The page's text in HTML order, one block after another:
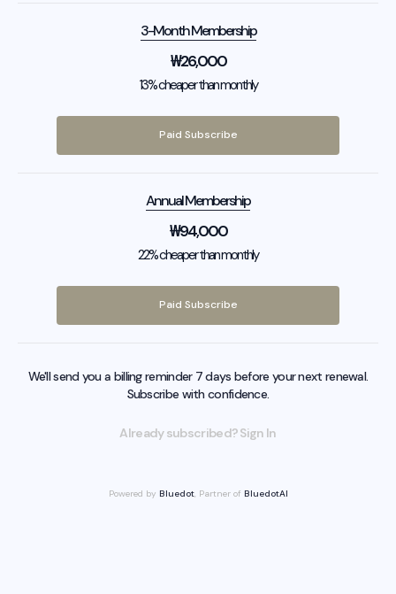
3-Month Membership
₩26,000
13% cheaper than monthly
Paid Subscribe
Annual Membership
₩94,000
22% cheaper than monthly
Paid Subscribe
We'll send you a billing reminder 7 days before your next renewal.
Subscribe with confidence.
Already subscribed? Sign In
Powered by Bluedot, Partner of BluedotAI